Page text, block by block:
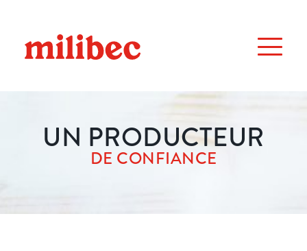
UN PRODUCTEUR
DE CONFIANCE